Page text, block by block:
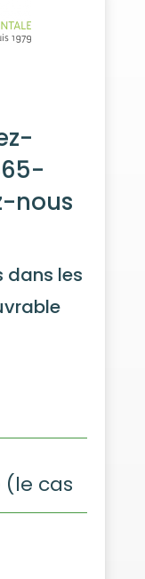
nous
dans les